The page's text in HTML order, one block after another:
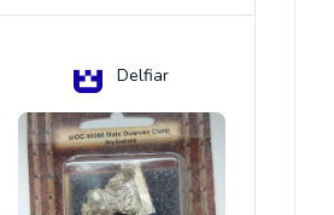
Delfiar